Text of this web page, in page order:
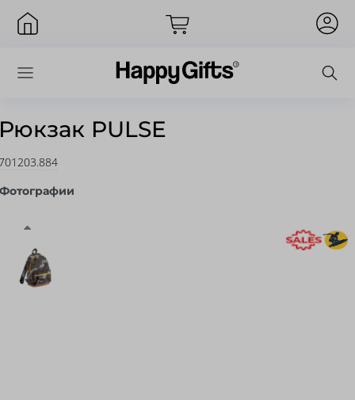
PULSE
Фотографии